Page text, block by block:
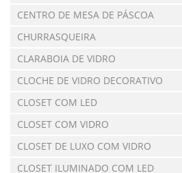
CENTRO DE MESA DE PÁSCOA
CHURRASQUEIRA
CLARABOIA DE VIDRO
CLOCHE DE VIDRO DECORATIVO
CLOSET COM LED
CLOSET COM VIDRO
CLOSET DE LUXO COM VIDRO
CLOSET ILUMINADO COM LED